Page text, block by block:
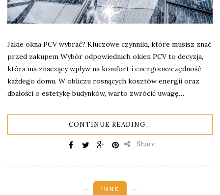
Jakie okna PCV wybrać? Kluczowe czynniki, które musisz znać
przed zakupem Wybór odpowiednich okien PCV to decyzja,
która ma znaczący wpływ na komfort i energooszczędność
każdego domu. W obliczu rosnących kosztów energii oraz
dbałości o estetykę budynków, warto zwrócić uwagę…
CONTINUE READING...
Share
INNE